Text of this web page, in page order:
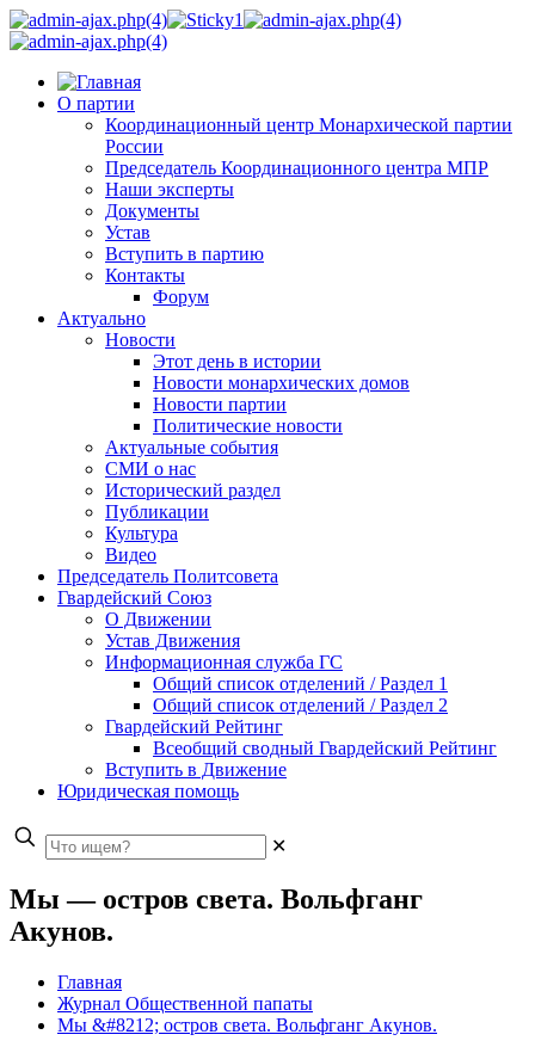
О партии
Координационный центр Монархической партии
России
Председатель Координационного центра МПР
Наши эксперты
Документы
Устав
Вступить в партию
Контакты
Форум
Актуально
Новости
Этот день в истории
Новости монархических домов
Новости партии
Политические новости
Актуальные события
СМИ о нас
Исторический раздел
Публикации
Культура
Видео
Председатель Политсовета
Гвардейский Союз
О Движении
Устав Движения
Информационная служба ГС
Общий список отделений / Раздел 1
Общий список отделений / Раздел 2
Гвардейский Рейтинг
Всеобщий сводный Гвардейский Рейтинг
Вступить в Движение
Юридическая помощь
✕
Мы — остров света. Вольфганг
Акунов.
Главная
Журнал Общественной папаты
Мы &#8212; остров света. Вольфганг Акунов.